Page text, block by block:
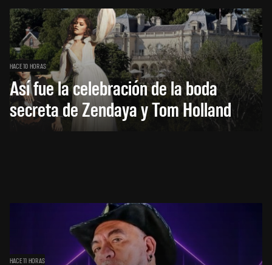
HACE 10 HORAS
Así fue la celebración de la boda
secreta de Zendaya y Tom Holland
HACE 11 HORAS